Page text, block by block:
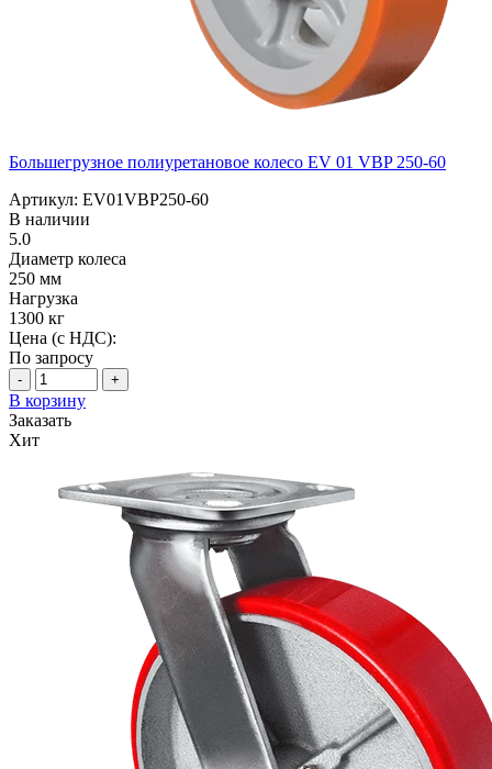
Большегрузное полиуретановое колесо EV 01 VBP 250-60
Артикул: EV01VBP250-60
В наличии
5.0
Диаметр колеса
250 мм
Нагрузка
1300 кг
Цена (с НДС):
По запросу
- +
В корзину
Заказать
Хит